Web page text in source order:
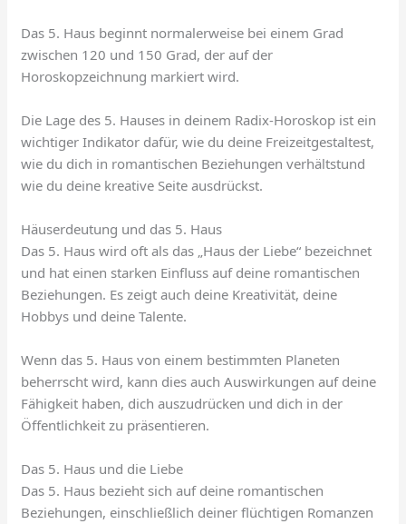
Das 5. Haus beginnt normalerweise bei einem Grad
zwischen 120 und 150 Grad, der auf der
Horoskopzeichnung markiert wird.
Die Lage des 5. Hauses in deinem Radix-Horoskop ist ein
wichtiger Indikator dafür, wie du deine Freizeitgestaltest,
wie du dich in romantischen Beziehungen verhältstund
wie du deine kreative Seite ausdrückst.
Häuserdeutung und das 5. Haus
Das 5. Haus wird oft als das „Haus der Liebe“ bezeichnet
und hat einen starken Einfluss auf deine romantischen
Beziehungen. Es zeigt auch deine Kreativität, deine
Hobbys und deine Talente.
Wenn das 5. Haus von einem bestimmten Planeten
beherrscht wird, kann dies auch Auswirkungen auf deine
Fähigkeit haben, dich auszudrücken und dich in der
Öffentlichkeit zu präsentieren.
Das 5. Haus und die Liebe
Das 5. Haus bezieht sich auf deine romantischen
Beziehungen, einschließlich deiner flüchtigen Romanzen